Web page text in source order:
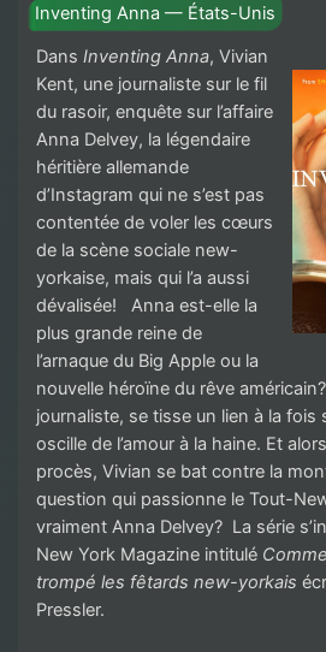
Inventing Anna — États-Unis
Dans Inventing Anna, Vivian
Kent, une journaliste sur le fil
du rasoir, enquête sur l’affaire
Anna Delvey, la légendaire
héritière allemande
d’Instagram qui ne s’est pas
contentée de voler les cœurs
de la scène sociale new-
yorkaise, mais qui l’a aussi
dévalisée! Anna est-elle la
plus grande reine de
l’arnaque du Big Apple ou la
nouvelle héroïne du rêve
journaliste, se tisse un lien à la fois
oscille de l’amour à la haine. Et
procès, Vivian se bat contre la
question qui passionne le Tout-
vraiment Anna Delvey? La série
New York Magazine intitulé
trompé les fêtards new-yorkais
Pressler.